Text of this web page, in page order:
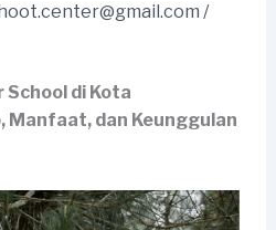
/
School di Kota
Manfaat, dan Keunggulan